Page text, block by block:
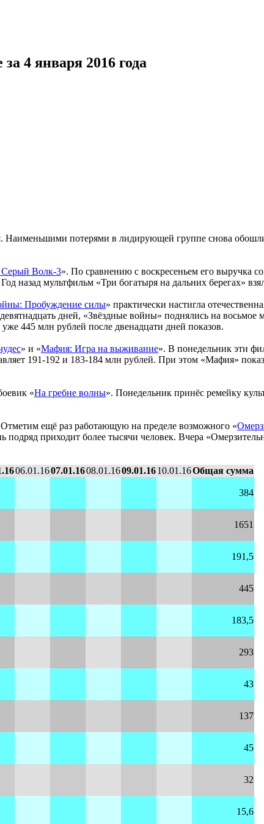
4 января 2016 года
Наименьшими потерями в лидирующей группе снова
Волк-3». По сравнению с воскресеньем его выручка
назад мультфильм «Три богатыря на дальних берегах»
Пробуждение силы» практически настигла
дней, «Звёздные войны» поднялись на восьмое
445 млн рублей после двенадцати дней показов.
» и «Мафия: Игра на выживание». В понедельник эти
191-192 и 183-184 млн рублей. При этом «Мафия»
«На гребне волны». Понедельник принёс ремейку
ещё раз работающую на пределе возможного «
приходит более тысячи человек. Вчера
06.01.1607.01.1608.01.1609.01.1610.01.16Общая сумма
384
1651
191,5
445
183,5
293
43
137
45
32
15,6